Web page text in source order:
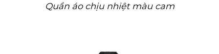
Quần áo chịu nhiệt màu cam